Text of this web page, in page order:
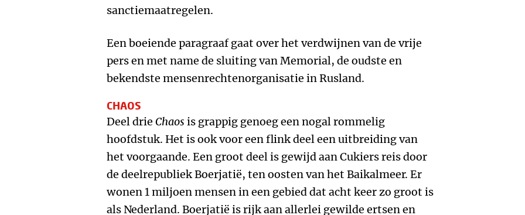
sanctiemaatregelen.
Een boeiende paragraaf gaat over het verdwijnen van de vrije
pers en met name de sluiting van Memorial, de oudste en
bekendste mensenrechtenorganisatie in Rusland.
CHAOS
Deel drie Chaos is grappig genoeg een nogal rommelig
hoofdstuk. Het is ook voor een flink deel een uitbreiding van
het voorgaande. Een groot deel is gewijd aan Cukiers reis door
de deelrepubliek Boerjatië, ten oosten van het Baikalmeer. Er
wonen 1 miljoen mensen in een gebied dat acht keer zo groot is
als Nederland. Boerjatië is rijk aan allerlei gewilde ertsen en